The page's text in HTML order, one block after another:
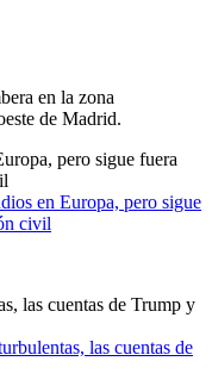
pero sigue fuera
en Europa, pero sigue
civil
las cuentas de Trump y
las cuentas de